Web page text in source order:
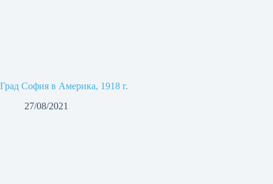
Град София в Америка, 1918 г.
27/08/2021